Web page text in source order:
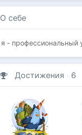
О себе
я - профессиональный
Достижения · 6